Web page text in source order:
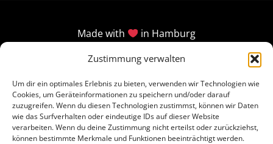
Zustimmung verwalten
Um dir ein optimales Erlebnis zu bieten, verwenden wir Technologien wie
Cookies, um Geräteinformationen zu speichern und/oder darauf
zuzugreifen. Wenn du diesen Technologien zustimmst, können wir Daten
wie das Surfverhalten oder eindeutige IDs auf dieser Website
verarbeiten. Wenn du deine Zustimmung nicht erteilst oder zurückziehst,
können bestimmte Merkmale und Funktionen beeinträchtigt werden.
Made with in Hamburg